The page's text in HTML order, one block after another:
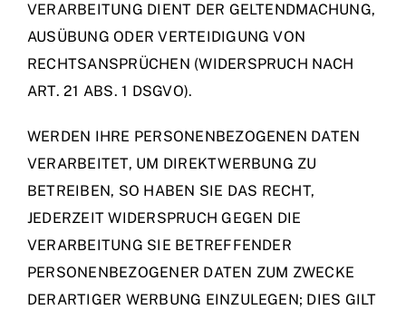
VERARBEITUNG DIENT DER GELTENDMACHUNG,
AUSÜBUNG ODER VERTEIDIGUNG VON
RECHTSANSPRÜCHEN (WIDERSPRUCH NACH
ART. 21 ABS. 1 DSGVO).
WERDEN IHRE PERSONENBEZOGENEN DATEN
VERARBEITET, UM DIREKTWERBUNG ZU
BETREIBEN, SO HABEN SIE DAS RECHT,
JEDERZEIT WIDERSPRUCH GEGEN DIE
VERARBEITUNG SIE BETREFFENDER
PERSONENBEZOGENER DATEN ZUM ZWECKE
DERARTIGER WERBUNG EINZULEGEN; DIES GILT